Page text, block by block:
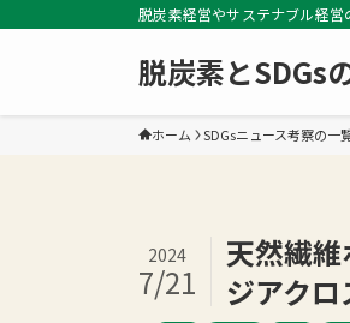
脱炭素経営やサステナブル経営
脱炭素とSDGs
ホーム SDGsニュース考察の一
天然繊
ジアク
2024
7/21